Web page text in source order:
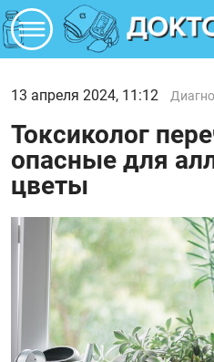
13 апреля 2024, 11:12
Токсиколог
опасные для
цветы